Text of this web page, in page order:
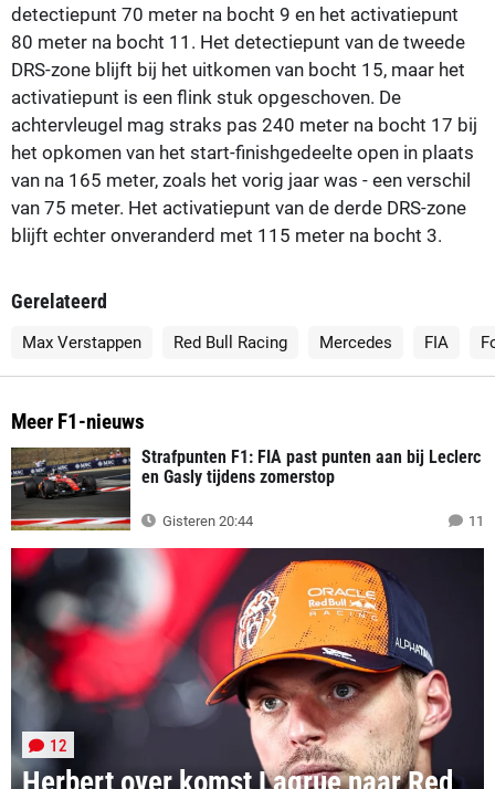
detectiepunt 70 meter na bocht 9 en het activatiepunt
80 meter na bocht 11. Het detectiepunt van de tweede
DRS-zone blijft bij het uitkomen van bocht 15, maar het
activatiepunt is een flink stuk opgeschoven. De
achtervleugel mag straks pas 240 meter na bocht 17 bij
het opkomen van het start-finishgedeelte open in plaats
van na 165 meter, zoals het vorig jaar was - een verschil
van 75 meter. Het activatiepunt van de derde DRS-zone
blijft echter onveranderd met 115 meter na bocht 3.
Gerelateerd
Max Verstappen Red Bull Racing Mercedes FIA
Meer F1-nieuws
Strafpunten F1: FIA past punten aan bij Leclerc
en Gasly tijdens zomerstop
Gisteren 20:44 11
12